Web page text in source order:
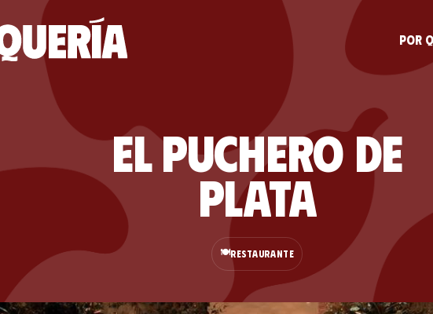
Por
El Puchero De
Plata
🍽️RESTAURANTE